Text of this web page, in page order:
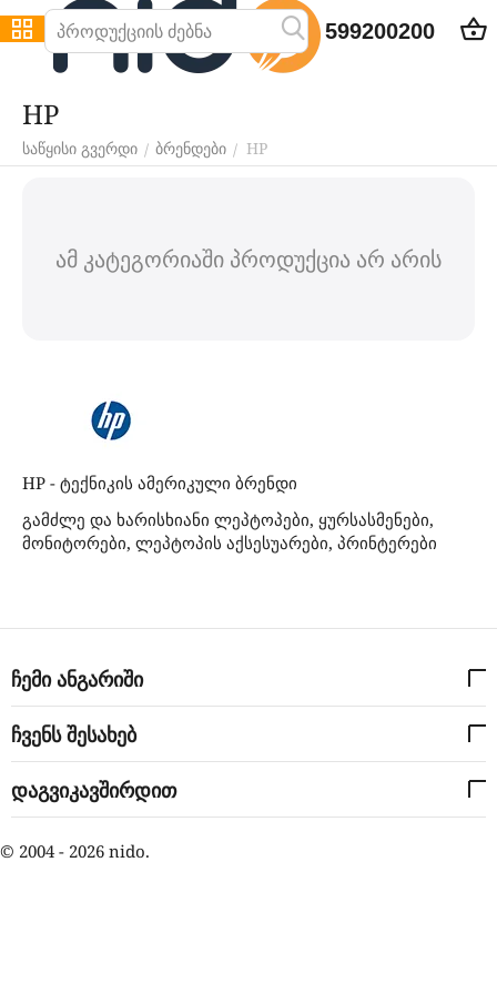
599200200
HP
საწყისი გვერდი / ბრენდები / HP
HP - ტექნიკის ამერიკული ბრენდი
გამძლე და ხარისხიანი ლეპტოპები, ყურსასმენები,
მონიტორები, ლეპტოპის აქსესუარები, პრინტერები
ამ კატეგორიაში პროდუქცია არ არის
ჩემი ანგარიში
ჩვენს შესახებ
დაგვიკავშირდით
© 2004 - 2026 nido.